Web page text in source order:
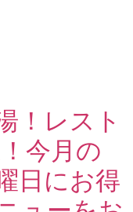
！レスト
今月の
日にお得